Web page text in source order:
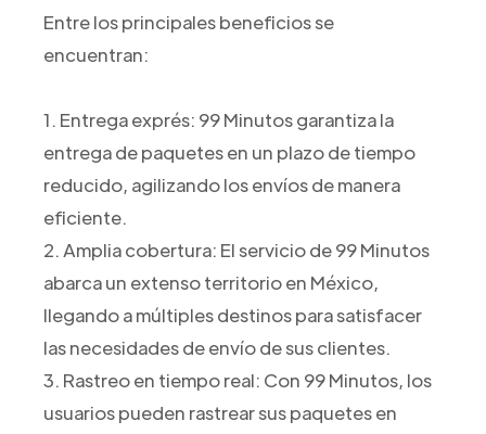
Entre los principales beneficios se
encuentran:
1. Entrega exprés: 99 Minutos garantiza la
entrega de paquetes en un plazo de tiempo
reducido, agilizando los envíos de manera
eficiente.
2. Amplia cobertura: El servicio de 99 Minutos
abarca un extenso territorio en México,
llegando a múltiples destinos para satisfacer
las necesidades de envío de sus clientes.
3. Rastreo en tiempo real: Con 99 Minutos, los
usuarios pueden rastrear sus paquetes en